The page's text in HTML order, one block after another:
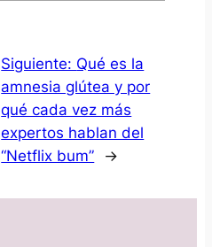
Siguiente: Qué es la
amnesia glútea y por
qué cada vez más
expertos hablan del
“Netflix bum”
→